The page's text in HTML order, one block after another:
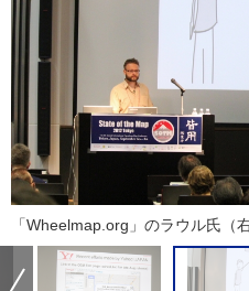
「Wheelmap.org」のラウル氏（右